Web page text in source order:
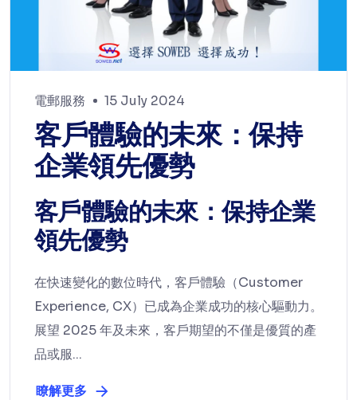
電郵服務 15 July 2024
客戶體驗的未來：保持
企業領先優勢
客戶體驗的未來：保持企業
領先優勢
在快速變化的數位時代，客戶體驗（Customer
Experience, CX）已成為企業成功的核心驅動力。
展望 2025 年及未來，客戶期望的不僅是優質的產
品或服...
瞭解更多